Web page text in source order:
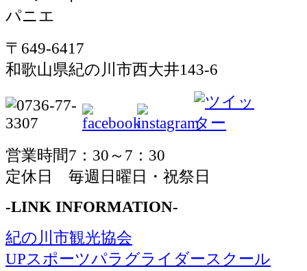
〒649-6417
和歌山県紀の川市西大井143-6
営業時間7：30～7：30
定休日 毎週日曜日・祝祭日
-LINK INFORMATION-
紀の川市観光協会
UPスポーツパラグライダースクール